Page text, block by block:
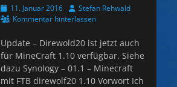
Veröffentlicht
am
11. Januar 2016 AutorStefan Rehwald
Kommentar hinterlassen
Update – Direwold20 ist jetzt auch
für MineCraft 1.10 verfügbar. Siehe
dazu Synology – 01.1 – Minecraft
mit FTB direwolf20 1.10 Vorwort Ich